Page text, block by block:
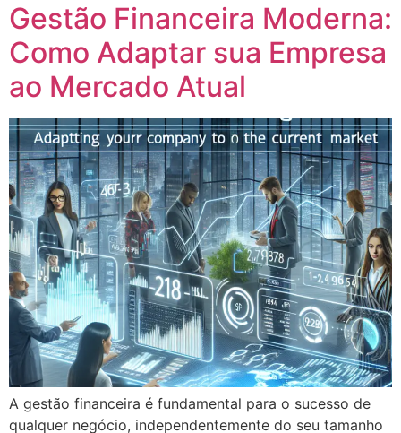
Gestão Financeira Moderna:
Como Adaptar sua Empresa
ao Mercado Atual
A gestão financeira é fundamental para o sucesso de
qualquer negócio, independentemente do seu tamanho